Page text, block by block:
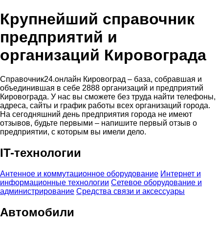
Крупнейший справочник
предприятий и
организаций Кировограда
Справочник24.онлайн Кировоград – база, собравшая и
объединившая в себе 2888 организаций и предприятий
Кировограда. У нас вы сможете без труда найти телефоны,
адреса, сайты и график работы всех организаций города.
На сегодняшний день предприятия города не имеют
отзывов, будьте первыми – напишите первый отзыв о
предприятии, с которым вы имели дело.
IT-технологии
Антенное и коммутационное оборудование Интернет и
информационные технологии Сетевое оборудование и
администрирование Средства связи и аксессуары
Автомобили